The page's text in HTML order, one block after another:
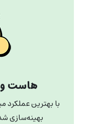
هاست
با بهترین
بهینه‌سازی